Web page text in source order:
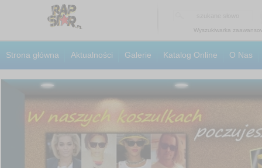
Wyszukiwarka
Strona główna Aktualności Galerie Katalog Online O Nas